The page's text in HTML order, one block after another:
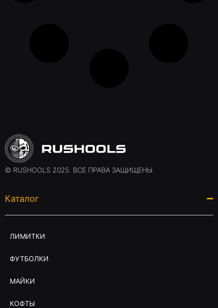
© RUSHOOLS 2025. ВСЕ ПРАВА ЗАЩИЩЕНЫ.
Каталог
ЛИМИТКИ
ФУТБОЛКИ
МАЙКИ
КОФТЫ